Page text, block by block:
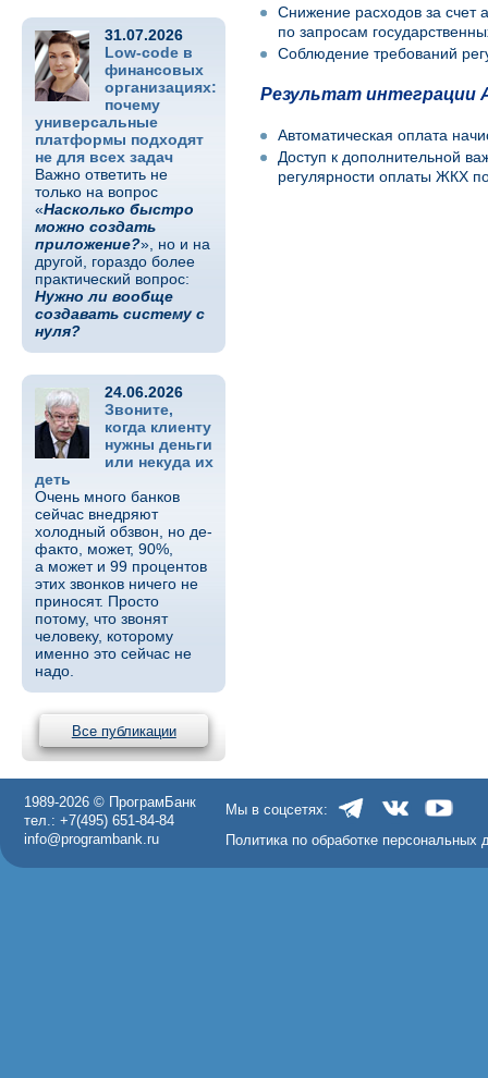
31.07.2026
Low-code в
финансовых
организациях:
почему
универсальные
платформы подходят
не для всех задач
Важно ответить не
только на вопрос
«Насколько быстро
можно создать
приложение?», но и на
другой, гораздо более
практический вопрос:
Нужно ли вообще
создавать систему с
нуля?
24.06.2026
Звоните,
когда клиенту
нужны деньги
или некуда их
деть
Очень много банков
сейчас внедряют
холодный обзвон, но де-
факто, может, 90%,
а может и 99 процентов
этих звонков ничего не
приносят. Просто
потому, что звонят
человеку, которому
именно это сейчас не
надо.
Все публикации
Снижение расходов за счет
по запросам
Соблюдение требований
Результат интеграции
Автоматическая оплата
Доступ к дополнительной
регулярности оплаты ЖКХ
1989-2026 © ПрограмБанк
тел.: +7(495) 651-84-84
info@programbank.ru
Мы в соцсетях:
Политика по обработке персональных